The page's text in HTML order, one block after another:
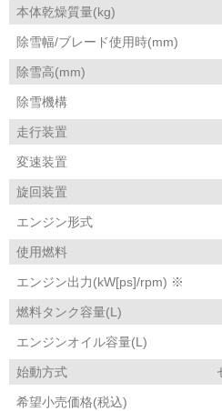
本体乾燥質量(kg)
除雪幅/ブレード使用時(mm)
除雪高(mm)
除雪機構
走行装置
変速装置
旋回装置
エンジン形式
使用燃料
エンジン出力(kW[ps]/rpm) ※
燃料タンク容量(L)
エンジンオイル容量(L)
始動方式
希望小売価格(税込)